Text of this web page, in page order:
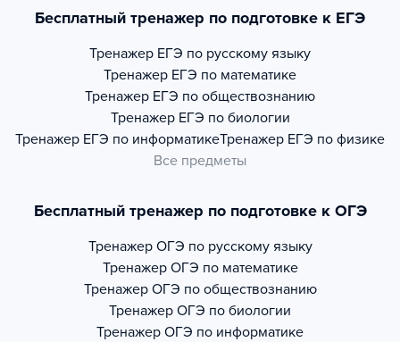
Бесплатный тренажер по подготовке к ЕГЭ
Тренажер ЕГЭ по русскому языку
Тренажер ЕГЭ по математике
Тренажер ЕГЭ по обществознанию
Тренажер ЕГЭ по биологии
Тренажер ЕГЭ по информатикеТренажер ЕГЭ по физике
Все предметы
Бесплатный тренажер по подготовке к ОГЭ
Тренажер ОГЭ по русскому языку
Тренажер ОГЭ по математике
Тренажер ОГЭ по обществознанию
Тренажер ОГЭ по биологии
Тренажер ОГЭ по информатике